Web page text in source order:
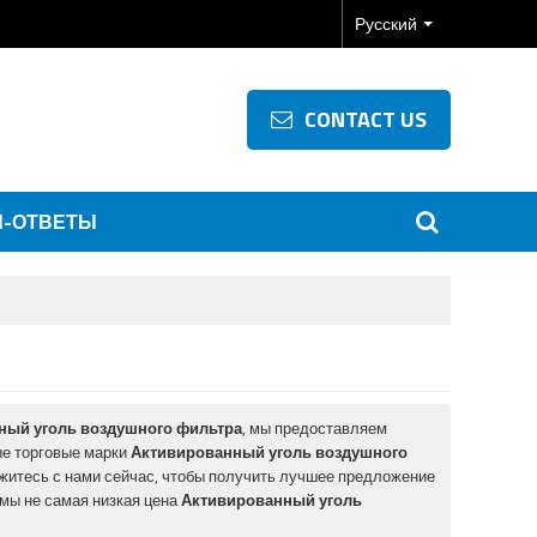
Русский
CONTACT US
ОТВЕТЫ
уголь воздушного фильтра, мы предоставляем
торговые маркиАктивированный уголь воздушного
с нами сейчас, чтобы получить лучшее предложение
не самая низкая ценаАктивированный уголь